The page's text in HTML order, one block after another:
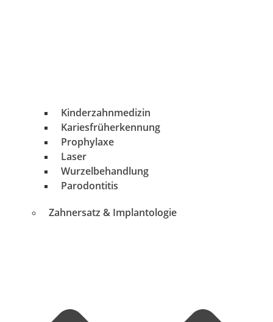
Kinderzahnmedizin
Kariesfrüherkennung
Prophylaxe
Laser
Wurzelbehandlung
Parodontitis
Zahnersatz & Implantologie